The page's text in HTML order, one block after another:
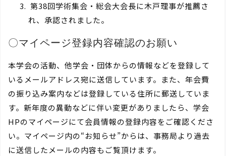
第38回学術集会・総会大会長に木戸理事が推薦さ
れ、承認されました。
〇マイページ登録内容確認のお願い
本学会の活動、他学会・団体からの情報などを登録して
いるメールアドレス宛に送信しています。また、年会費
の振り込み案内などは登録している住所に郵送していま
す。新年度の異動などに伴い変更がありましたら、学会
HPのマイページにて会員情報の登録内容をご確認くださ
い。マイページ内の“お知らせ”からは、事務局より過去
に送信したメールの内容もご覧頂けます。